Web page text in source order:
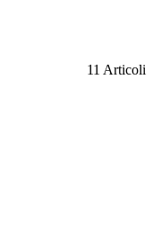
11 Articoli